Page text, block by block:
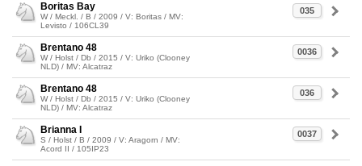
035
Boritas Bay
W / Meckl. / B / 2009 / V: Boritas / MV:
Levisto / 106CL39
0036
Brentano 48
W / Holst / Db / 2015 / V: Uriko (Clooney
NLD) / MV: Alcatraz
036
Brentano 48
W / Holst / Db / 2015 / V: Uriko (Clooney
NLD) / MV: Alcatraz
0037
Brianna I
S / Holst / B / 2009 / V: Aragorn / MV:
Acord II / 105IP23